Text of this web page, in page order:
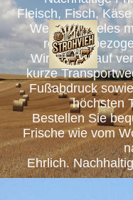
Fleisch, Fisch,
Wein und vieles
regional
Wir setzen auf
kurze
Fußabdruck
höchsten
Bestellen Sie
Frische wie vom
Ehrlich.